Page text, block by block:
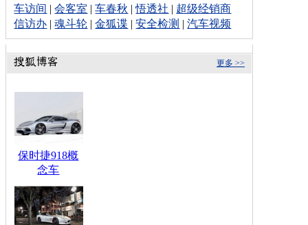
车访间 |会客室 |车春秋 |悟透社 | 超级经销商
信访办 |魂斗轮 |金狐谍 |安全检测 |汽车视频
更多 >>
保时捷918概
念车